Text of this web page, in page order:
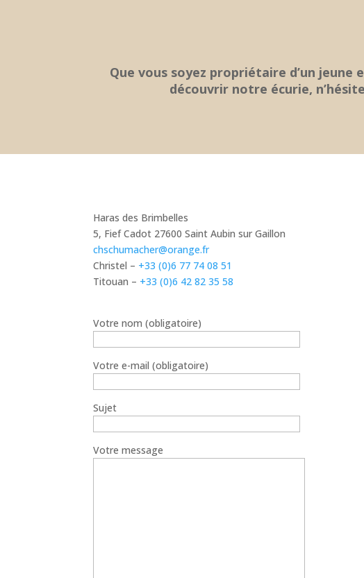
Que vous soyez propriétaire d’un jeune
découvrir notre écurie,
Haras des Brimbelles
5, Fief Cadot 27600 Saint Aubin sur Gaillon
chschumacher@orange.fr
Christel – +33 (0)6 77 74 08 51
Titouan – +33 (0)6 42 82 35 58
Votre nom (obligatoire)
Votre e-mail (obligatoire)
Sujet
Votre message